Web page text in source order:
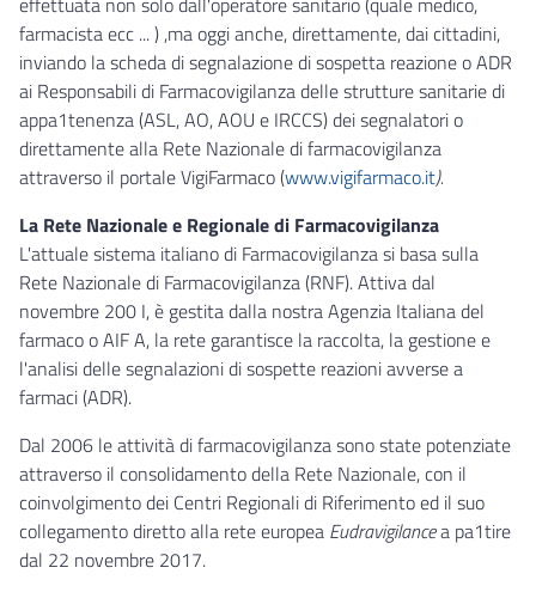
farmacista ecc ... ) ,ma oggi anche, direttamente, dai cittadini,
inviando la scheda di segnalazione di sospetta reazione o ADR
ai Responsabili di Farmacovigilanza delle strutture sanitarie di
appa1tenenza (ASL, AO, AOU e IRCCS) dei segnalatori o
direttamente alla Rete Nazionale di farmacovigilanza
attraverso il portale VigiFarmaco (www.vigifarmaco.it).
La Rete Nazionale e Regionale di Farmacovigilanza
L'attuale sistema italiano di Farmacovigilanza si basa sulla
Rete Nazionale di Farmacovigilanza (RNF). Attiva dal
novembre 200 I, è gestita dalla nostra Agenzia Italiana del
farmaco o AIF A, la rete garantisce la raccolta, la gestione e
l'analisi delle segnalazioni di sospette reazioni avverse a
farmaci (ADR).
Dal 2006 le attività di farmacovigilanza sono state potenziate
attraverso il consolidamento della Rete Nazionale, con il
coinvolgimento dei Centri Regionali di Riferimento ed il suo
collegamento diretto alla rete europea Eudravigilancea pa1tire
dal 22 novembre 2017.